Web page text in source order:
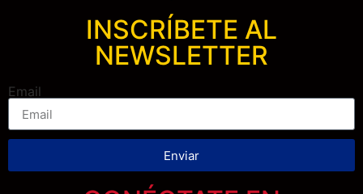
INSCRÍBETE AL
NEWSLETTER
Email
Enviar